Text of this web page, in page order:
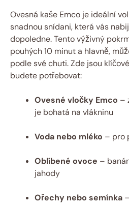
Ovesná kaše Emco je ideální
snadnou snídani, která vás
dopoledne. Tento výživný
pouhých 10 minut a hlavně,
podle své chuti. Zde jsou
budete potřebovat:
Ovesné vločky Emco –
je bohatá na vlákninu
Voda nebo mléko – pro
Oblíbené ovoce –
jahody
Ořechy nebo semínka